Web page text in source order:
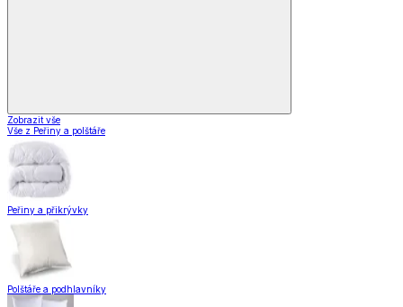
Zobrazit vše
Vše z Peřiny a polštáře
Peřiny a přikrývky
Polštáře a podhlavníky